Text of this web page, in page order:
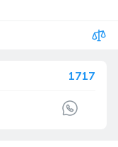
1717